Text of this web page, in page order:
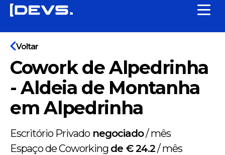
Voltar
Cowork de Alpedrinha
- Aldeia de Montanha
em Alpedrinha
Escritório Privadonegociado/mês
Espaço de Coworking de € 24.2/mês